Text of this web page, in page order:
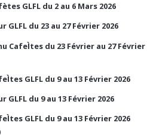
GLFL du 2 au 6 Mars 2026
GLFL du 23 au 27 Février 2026
CafeÌtes du 23 Février au 27 Février
GLFL du 9 au 13 Février 2026
GLFL du 9 au 13 Février 2026
GLFL du 9 au 13 Février 2026